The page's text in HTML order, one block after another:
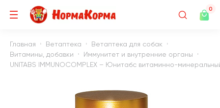
0
Главная Ветаптека
Ветаптека для собак
Витамины, добавки
Иммунитет и внутренние органы
UNITABS IMMUNOCOMPLEX – Юнитабс витаминно-